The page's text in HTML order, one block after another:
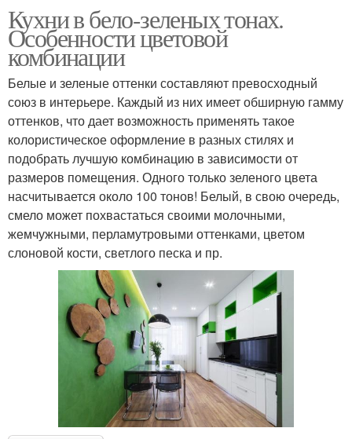
Кухни в бело-зеленых тонах.
Особенности цветовой
комбинации
Белые и зеленые оттенки составляют превосходный
союз в интерьере. Каждый из них имеет обширную гамму
оттенков, что дает возможность применять такое
колористическое оформление в разных стилях и
подобрать лучшую комбинацию в зависимости от
размеров помещения. Одного только зеленого цвета
насчитывается около 100 тонов! Белый, в свою очередь,
смело может похвастаться своими молочными,
жемчужными, перламутровыми оттенками, цветом
слоновой кости, светлого песка и пр.